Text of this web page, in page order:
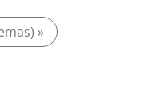
»